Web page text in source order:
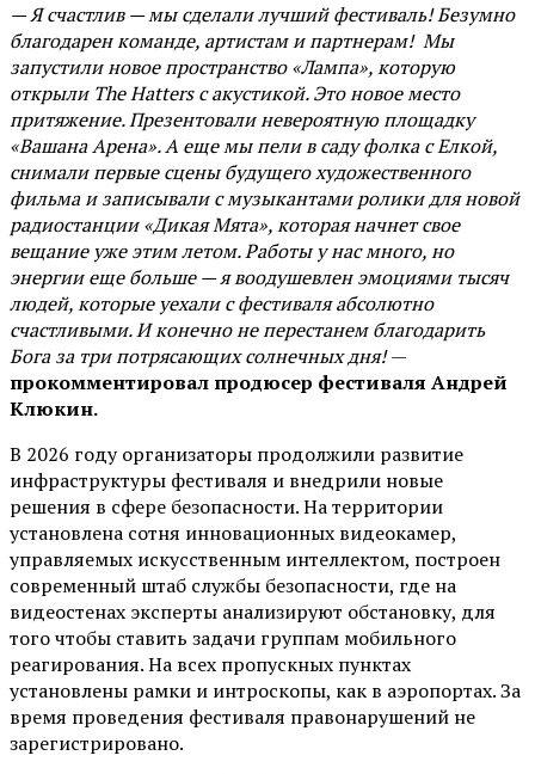
— Я счастлив — мы сделали лучший фестиваль! Безумно
благодарен команде, артистам и партнерам! Мы
запустили новое пространство «Лампа», которую
открыли The Hatters с акустикой. Это новое место
притяжение. Презентовали невероятную площадку
«Вашана Арена». А еще мы пели в саду фолка с Елкой,
снимали первые сцены будущего художественного
фильма и записывали с музыкантами ролики для новой
радиостанции «Дикая Мята», которая начнет свое
вещание уже этим летом. Работы у нас много, но
энергии еще больше — я воодушевлен эмоциями тысяч
людей, которые уехали с фестиваля абсолютно
счастливыми. И конечно не перестанем благодарить
Бога за три потрясающих солнечных дня!—
прокомментировал продюсер фестиваля Андрей
Клюкин.
В 2026 году организаторы продолжили развитие
инфраструктуры фестиваля и внедрили новые
решения в сфере безопасности. На территории
установлена сотня инновационных видеокамер,
управляемых искусственным интеллектом, построен
современный штаб службы безопасности, где на
видеостенах эксперты анализируют обстановку, для
того чтобы ставить задачи группам мобильного
реагирования. На всех пропускных пунктах
установлены рамки и интроскопы, как в аэропортах. За
время проведения фестиваля правонарушений не
зарегистрировано.